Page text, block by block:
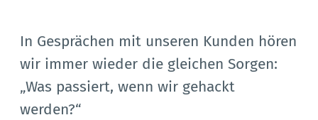
In Gesprächen mit unseren Kunden hören
wir immer wieder die gleichen Sorgen:
„Was passiert, wenn wir gehackt
werden?“